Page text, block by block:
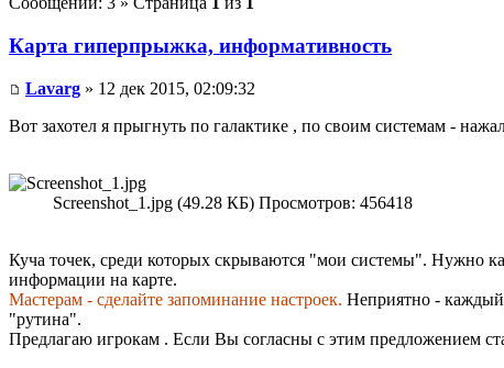
Карта гиперпрыжка, информативность
Lavarg » 12 дек 2015, 02:09:32
Вот захотел я прыгнуть по галактике , по своим системам -
Screenshot_1.jpg (49.28 КБ) Просмотров: 456418
Куча точек, среди которых скрываются "мои системы". Нужно
информации на карте.
Мастерам - сделайте запоминание настроек. Неприятно - каждый
"рутина".
Предлагаю игрокам . Если Вы согласны с этим предложением